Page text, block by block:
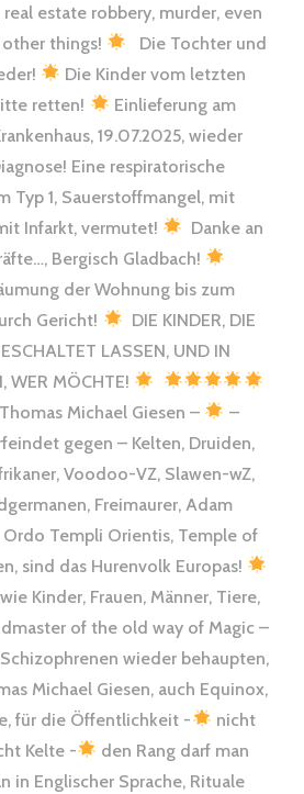
estate robbery, murder, even
things!
Die Tochter und
Die Kinder vom letzten
retten!
Einlieferung am
19.07.2025, wieder
Eine respiratorische
Typ 1, Sauerstoffmangel, mit
Infarkt, vermutet!
Danke an
Bergisch Gladbach!
der Wohnung bis zum
Gericht!
DIE KINDER, DIE
LASSEN, UND IN
WER MÖCHTE!
Michael Giesen –
–
gegen – Kelten, Druiden,
Voodoo-VZ, Slawen-wZ,
Freimaurer, Adam
Templi Orientis, Temple of
sind das Hurenvolk Europas!
Kinder, Frauen, Männer, Tiere,
of the old way of Magic –
wieder behaupten,
Michael Giesen, auch Equinox,
für die Öffentlichkeit -
nicht
Kelte -
den Rang darf man
in Englischer Sprache, Rituale